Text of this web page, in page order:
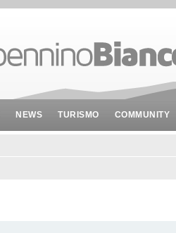
NEWS TURISMO COMMUNITY